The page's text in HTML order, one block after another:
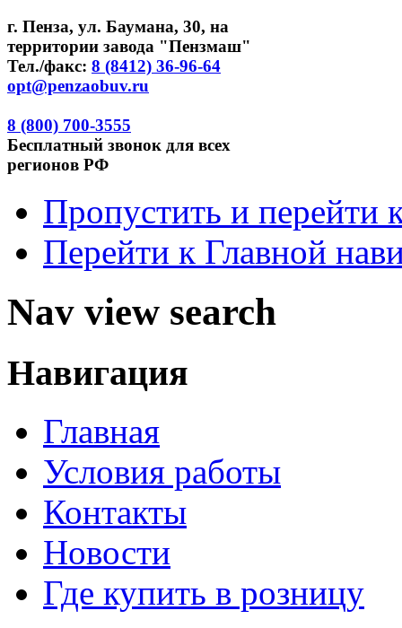
г. Пенза, ул. Баумана, 30, на
территории завода "Пензмаш"
Тел./факс: 8 (8412) 36-96-64
opt@penzaobuv.ru
8 (800) 700-3555
Бесплатный звонок для всех
регионов РФ
Пропустить и перейти
Перейти к Главной
Nav view search
Навигация
Главная
Условия работы
Контакты
Новости
Где купить в розницу